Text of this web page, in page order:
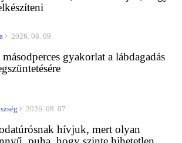
2026. 08. 09.
gyakorlat a lábdagadás
2026. 08. 07.
hívjuk, mert olyan